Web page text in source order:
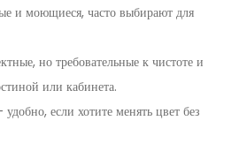
и моющиеся, часто выбирают для
но требовательные к чистоте и
или кабинета.
удобно, если хотите менять цвет без